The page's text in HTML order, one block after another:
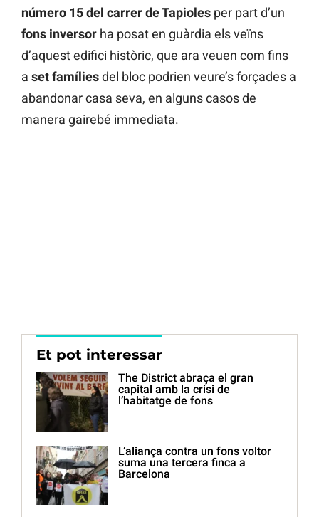
número 15 del carrer de Tapioles per part d’un
fons inversor ha posat en guàrdia els veïns
d’aquest edifici històric, que ara veuen com fins
a set famíliesdel bloc podrien veure’s forçades a
abandonar casa seva, en alguns casos de
manera gairebé immediata.
Et pot interessar
The District abraça el gran
capital amb la crisi de
l’habitatge de fons
L’aliança contra un fons voltor
suma una tercera finca a
Barcelona